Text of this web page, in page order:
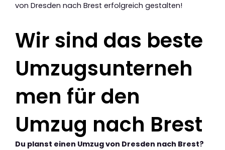
von Dresden nach Brest erfolgreich gestalten!
Wir sind das beste
Umzugsunterneh
men für den
Umzug nach Brest
Du planst einen Umzug von Dresden nach Brest?